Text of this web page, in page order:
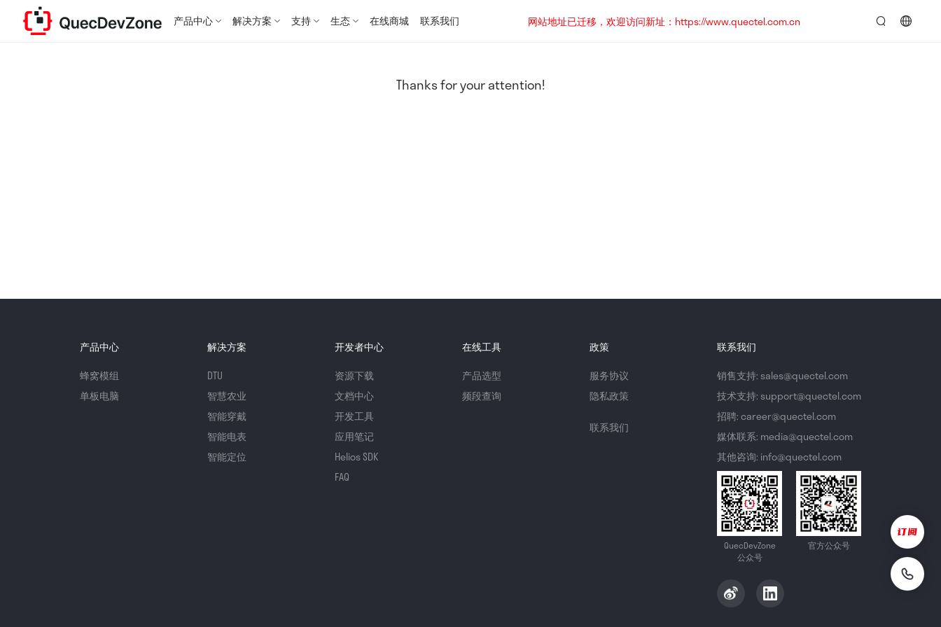
产品中心 解决方案 支持 生态 在线商城 联系我们
网站地址已迁移，欢迎访问新址：https://www.quectel.com.cn
Thanks for your attention!
产品中心
蜂窝模组
单板电脑
解决方案
DTU
智慧农业
智能穿戴
智能电表
智能定位
开发者中心
资源下载
文档中心
开发工具
应用笔记
Helios SDK
FAQ
在线工具
产品选型
频段查询
政策
服务协议
隐私政策
联系我们
联系我们
销售支持: sales@quectel.com
技术支持: support@quectel.com
招聘: career@quectel.com
媒体联系: media@quectel.com
其他咨询: info@quectel.com
QuecDevZone
公众号
官方公众号